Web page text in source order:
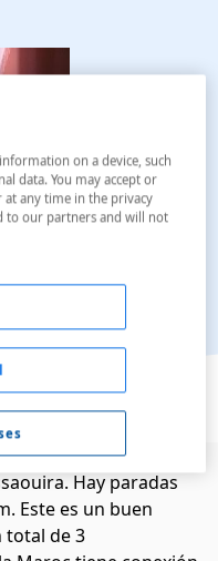
Hay paradas
Este es un buen
total de 3
on a device, such
data. You may accept or
at any time in the privacy
to our partners and will not